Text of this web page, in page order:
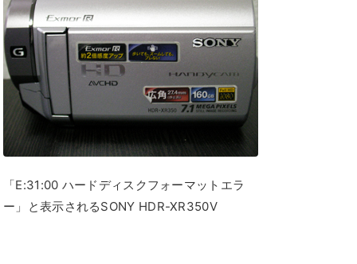
「E:31:00 ハードディスクフォーマットエラ
ー」と表示されるSONY HDR-XR350V